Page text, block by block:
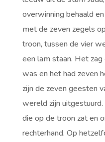
overwinning behaald
met de zeven zegels
troon, tussen de vier
een lam staan. Het
was en het had zeven
zijn de zeven geesten
wereld zijn
die op de troon zat en
rechterhand. Op